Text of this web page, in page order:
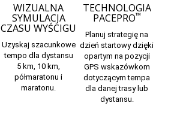
WIZUALNA
SYMULACJA
CZASU WYŚCIGU
Uzyskaj szacunkowe
tempo dla dystansu
5 km, 10 km,
półmaratonu i
maratonu.
TECHNOLOGIA
PACEPRO™
Planuj strategię na
dzień startowydzięki
opartym na pozycji
GPS wskazówkom
dotyczącym tempa
dla danej trasy lub
dystansu.